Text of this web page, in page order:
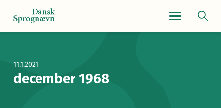
11.1.2021
december 1968